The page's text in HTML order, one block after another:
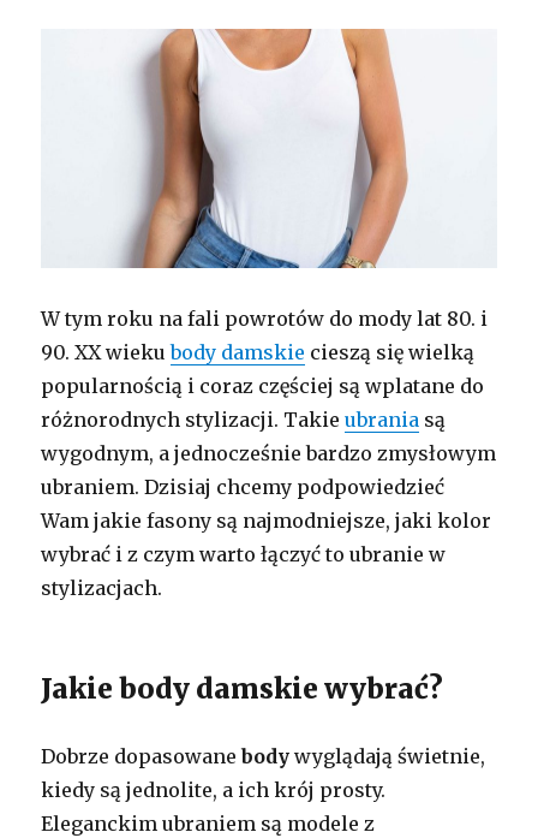
W tym roku na fali powrotów do mody lat 80. i
90. XX wiekubody damskie cieszą się wielką
popularnością i coraz częściej są wplatane do
różnorodnych stylizacji. Takieubrania są
wygodnym, a jednocześnie bardzo zmysłowym
ubraniem. Dzisiaj chcemy podpowiedzieć
Wam jakie fasony są najmodniejsze, jaki kolor
wybrać i z czym warto łączyć to ubranie w
stylizacjach.
Jakie body damskie wybrać?
Dobrze dopasowanebody wyglądają świetnie,
kiedy są jednolite, a ich krój prosty.
Eleganckim ubraniem są modele z